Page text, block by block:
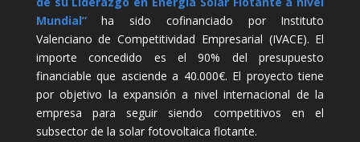
Mundial”ha sido cofinanciado por Instituto
Valenciano de Competitividad Empresarial (IVACE). El
importe concedido es el 90% del presupuesto
financiable que asciende a 40.000€. El proyecto tiene
por objetivo la expansión a nivel internacional de la
empresa para seguir siendo competitivos en el
subsector de la solar fotovoltaica flotante.